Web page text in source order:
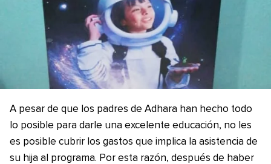
A pesar de que los padres de Adhara han hecho todo
lo posible para darle una excelente educación, no les
es posible cubrir los gastos que implica la asistencia de
su hija al programa. Por esta razón, después de haber